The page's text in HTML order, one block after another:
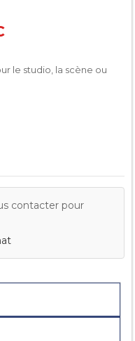
le studio, la scène ou
contacter pour